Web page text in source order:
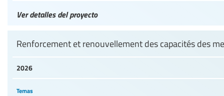
Ver detalles del proyecto
2026
Renforcement et renouvellement des capacités des
Temas